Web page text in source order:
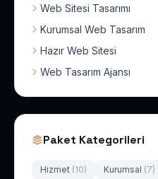
Web Sitesi Tasarımı
Kurumsal Web Tasarım
Hazır Web Sitesi
Web Tasarım Ajansı
Paket Kategorileri
Hizmet (10) Kurumsal (7)